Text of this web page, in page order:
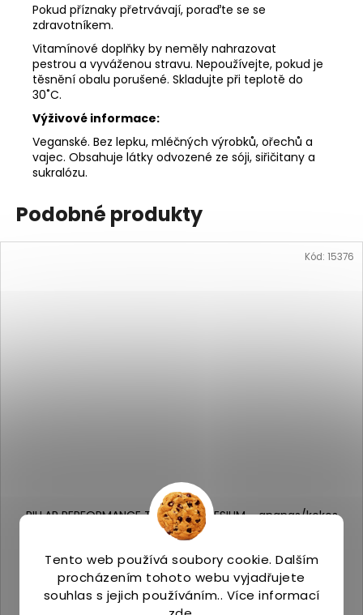
Tento web používá soubory cookie. Dalším
procházením tohoto webu vyjadřujete
souhlas s jejich používáním.. Více informací
Pokud příznaky přetrvávají, poraďte se se
zdravotníkem.
Vitamínové doplňky by neměly nahrazovat
pestrou a vyváženou stravu. Nepoužívejte, pokud je
těsnění obalu porušené. Skladujte při teplotě do
30˚C.
Výživové informace:
Veganské. Bez lepku, mléčných výrobků, ořechů a
vajec. Obsahuje látky odvozené ze sóji, siřičitany a
sukralózu.
Podobné produkty
PILLAR PERFORMANCE TRIPLE MAGNESIUM - ananas/kokos
200 g
1 090 Kč
DO KOŠÍKU
Kód: 15376